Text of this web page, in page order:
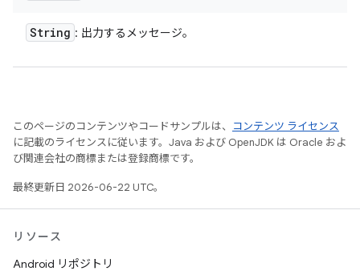
String : 出力するメッセージ。
このページのコンテンツやコードサンプルは、
コンテンツ ライセンス
に記載のライセンスに従います。Java および OpenJDK は Oracle およ
び関連会社の商標または登録商標です。
最終更新日 2026-06-22 UTC。
リソース
Android リポジトリ